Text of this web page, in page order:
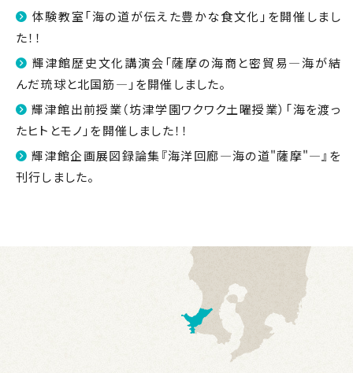
体験教室「海の道が伝えた豊かな食文化」を開催しまし
た！！
輝津館歴史文化講演会「薩摩の海商と密貿易―海が結
んだ琉球と北国筋―」を開催しました。
輝津館出前授業（坊津学園ワクワク土曜授業）「海を渡っ
たヒトとモノ」を開催しました！！
輝津館企画展図録論集『海洋回廊―海の道"薩摩"―』を
刊行しました。